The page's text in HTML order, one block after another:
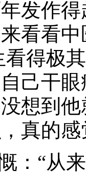
发作
看看
看得极
己干
想到
真的
：“从